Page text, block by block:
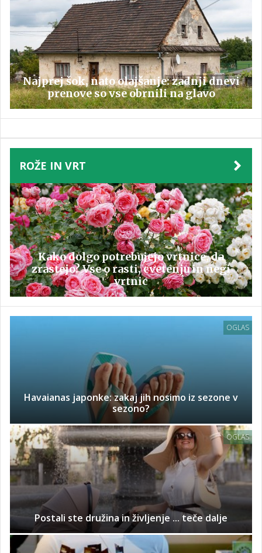
Najprej šok, nato olajšanje: zadnji dnevi
prenove so vse obrnili na glavo
ROŽE IN VRT
Kako dolgo potrebujejo vrtnice, da
zrastejo? Vse o rasti, cvetenju in negi
vrtnic
OGLAS
Havaianas japonke: zakaj jih nosimo iz sezone v
sezono?
OGLAS
Postali ste družina in življenje ... teče dalje